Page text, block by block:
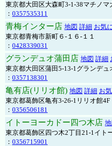
東京都大田区大森町3-1-38マチノマ
： 0357535311
青梅インター店 地図 詳細 お気
東京都青梅市新町６-１６-１１
： 0428339031
グランデュオ蒲田店 地図 詳細
東京都大田区蒲田5-13-1グランデュ
： 0357138301
亀有店(リリオ館) 地図 詳細 お
東京都葛飾区亀有3-26-1リリオ館4F
： 0356506181
イトーヨーカドー四つ木店
東京都葛飾区四つ木2丁目21-1イト
： 0356715901